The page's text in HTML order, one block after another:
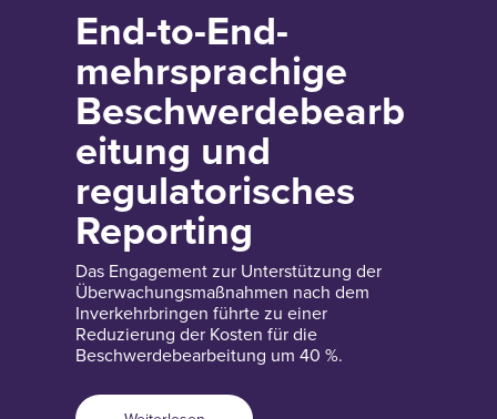
End-to-End-
mehrsprachige
Beschwerdebearb
eitung und
regulatorisches
Reporting
Das Engagement zur Unterstützung der
Überwachungsmaßnahmen nach dem
Inverkehrbringen führte zu einer
Reduzierung der Kosten für die
Beschwerdebearbeitung um 40 %.